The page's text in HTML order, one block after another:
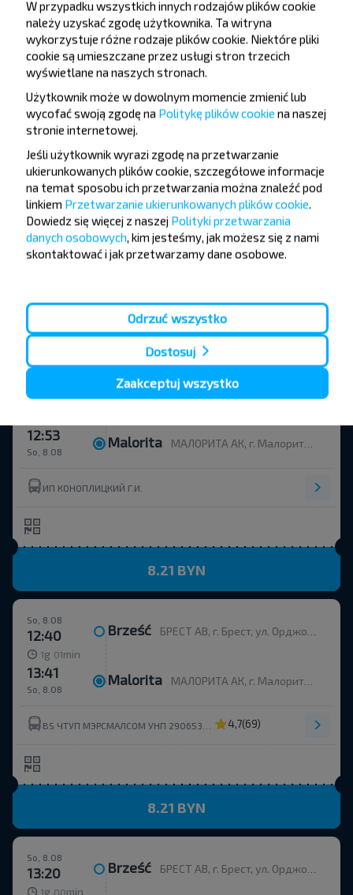
BS КУП БРЕСТСКИЙ ОБЩЕСТВЕННЫЙ ТРАНСПОРТ УНП 291310326 4,3(620)
7.84 BYN
11:05 Brześć БРЕСТ АВ, г. Брест, ул. Орджоникидзе, 12, Беларусь
0g 58 min
So, 8.08
12:03 Malorita МАЛОРИТА АК, г. Малорита, ул. Вокзальная, 19
ЧТУП ТРАНСТРИЖ Г.БРЕСТ (23)
8.21 BYN
11:55 Brześć БРЕСТ АВ, г. Брест, ул. Орджоникидзе, 12, Беларусь
So, 8.08
12:53 Malorita МАЛОРИТА АК, г. Малорита, ул. Вокзальная, 19
ИП КОНОПЛИЦКИЙ Г.И.
8.21 BYN
So, 8.08
12:40 Brześć БРЕСТ АВ, г. Брест, ул. Орджоникидзе, 12, Беларусь
1g 01 min
So, 8.08
13:41 Malorita МАЛОРИТА АК, г. Малорита, ул. Вокзальная, 19
4,7(69)
8.21 BYN
So, 8.08
13:20 Brześć БРЕСТ АВ, г. Брест, ул. Орджоникидзе, 12, Беларусь
1g 00 min
W przypadku wszystkich innych rodzajów plików cookie
należy uzyskać zgodę użytkownika. Ta witryna
wykorzystuje różne rodzaje plików cookie. Niektóre pliki
cookie są umieszczane przez usługi stron trzecich
wyświetlane na naszych stronach.
Użytkownik może w dowolnym momencie zmienić lub
wycofać swoją zgodę na Politykę plików cookie na naszej
stronie internetowej.
Jeśli użytkownik wyrazi zgodę na przetwarzanie
ukierunkowanych plików cookie, szczegółowe informacje
na temat sposobu ich przetwarzania można znaleźć pod
linkiem Przetwarzanie ukierunkowanych plików cookie.
Dowiedz się więcej z naszej Polityki przetwarzania
danych osobowych, kim jesteśmy, jak możesz się z nami
skontaktować i jak przetwarzamy dane osobowe.
Odrzuć wszystko
Dostosuj
Zaakceptuj wszystko